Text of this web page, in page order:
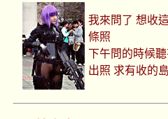
我來問了 想收
條照
下午問的時候
出照 求有收的